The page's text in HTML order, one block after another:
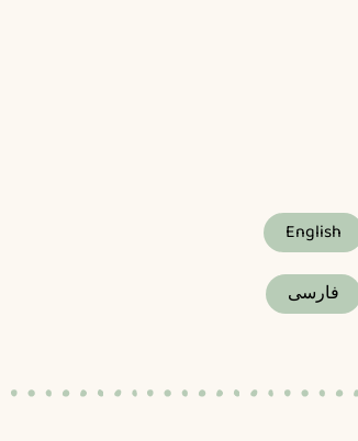
English
فارسی